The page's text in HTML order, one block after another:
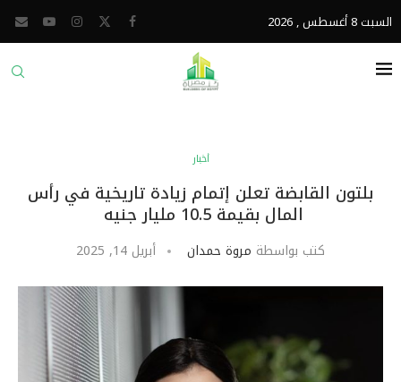
السبت 8 أغسطس , 2026
أخبار
بلتون القابضة تعلن إتمام زيادة تاريخية في رأس
المال بقيمة 10.5 مليار جنيه
كتب بواسطة مروة حمدان أبريل 14, 2025